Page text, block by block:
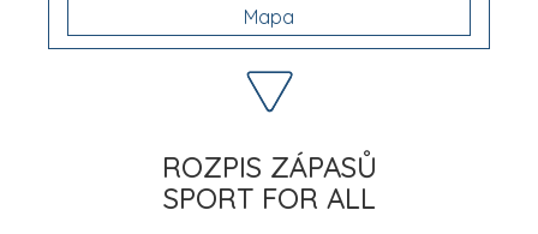
Mapa
ROZPIS ZÁPASŮ
SPORT FOR ALL